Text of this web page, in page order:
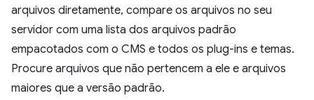
arquivos diretamente, compare os arquivos no seu
servidor com uma lista dos arquivos padrão
empacotados com o CMS e todos os plug-ins e temas.
Procure arquivos que não pertencem a ele e arquivos
maiores que a versão padrão.